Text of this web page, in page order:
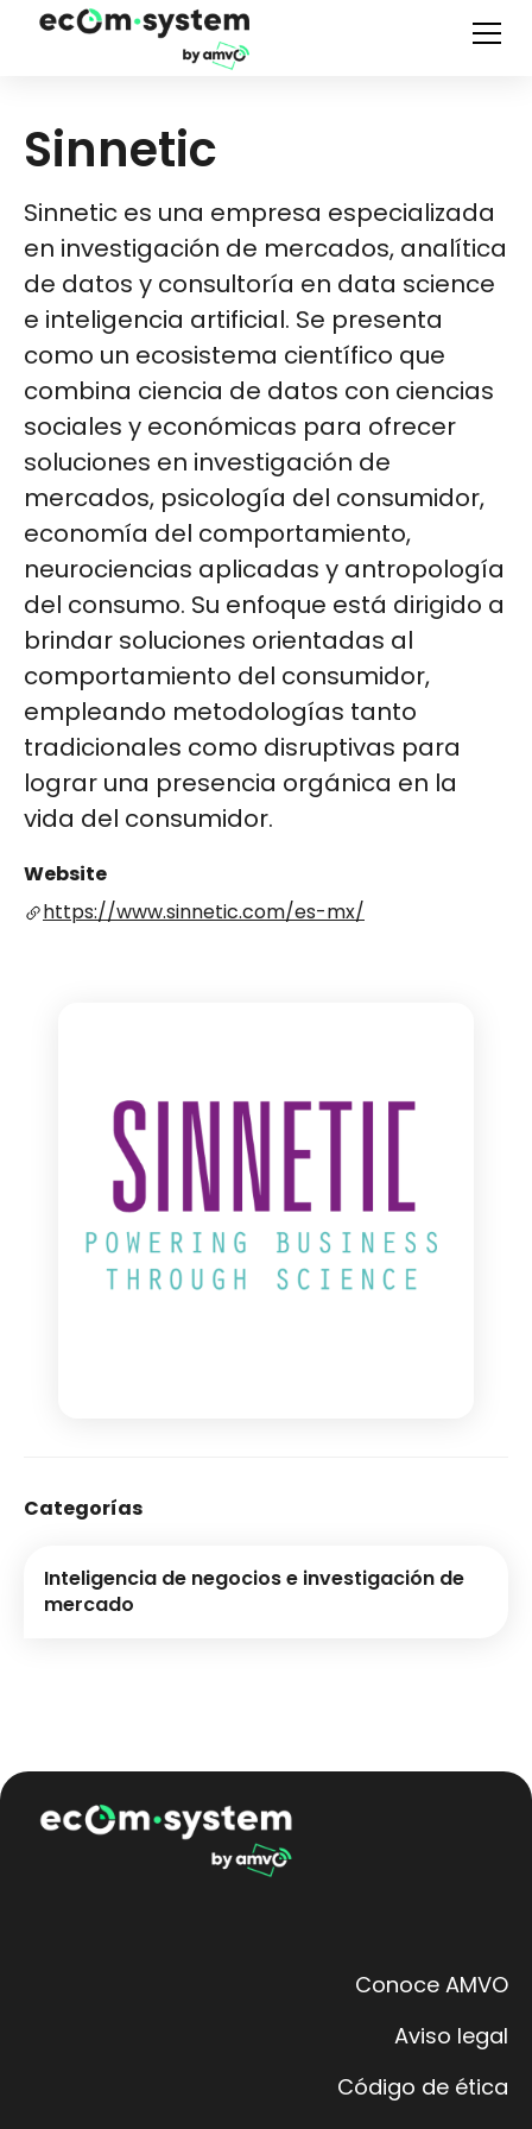
Sinnetic
Sinnetic es una empresa especializada
en investigación de mercados, analítica
de datos y consultoría en data science
e inteligencia artificial. Se presenta
como un ecosistema científico que
combina ciencia de datos con ciencias
sociales y económicas para ofrecer
soluciones en investigación de
mercados, psicología del consumidor,
economía del comportamiento,
neurociencias aplicadas y antropología
del consumo. Su enfoque está dirigido a
brindar soluciones orientadas al
comportamiento del consumidor,
empleando metodologías tanto
tradicionales como disruptivas para
lograr una presencia orgánica en la
vida del consumidor​​​​​​​​.
Website
https://www.sinnetic.com/es-mx/
Categorías
Inteligencia de negocios e investigación de
mercado
Conoce AMVO
Aviso legal
Código de ética